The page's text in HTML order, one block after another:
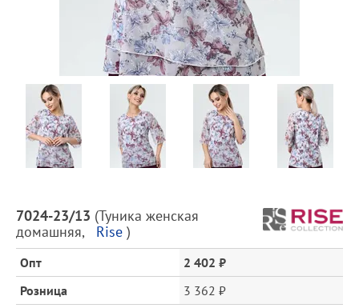
Предпросмотр
фотографий
Описание
товара
и
цена
7024-23/13 (Туника женская
домашняя, Rise )
Опт
2 402 ₽
Розница
3 362 ₽